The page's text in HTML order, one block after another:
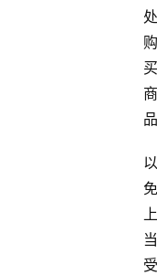
处
购
买
商
品
以
免
上
当
受